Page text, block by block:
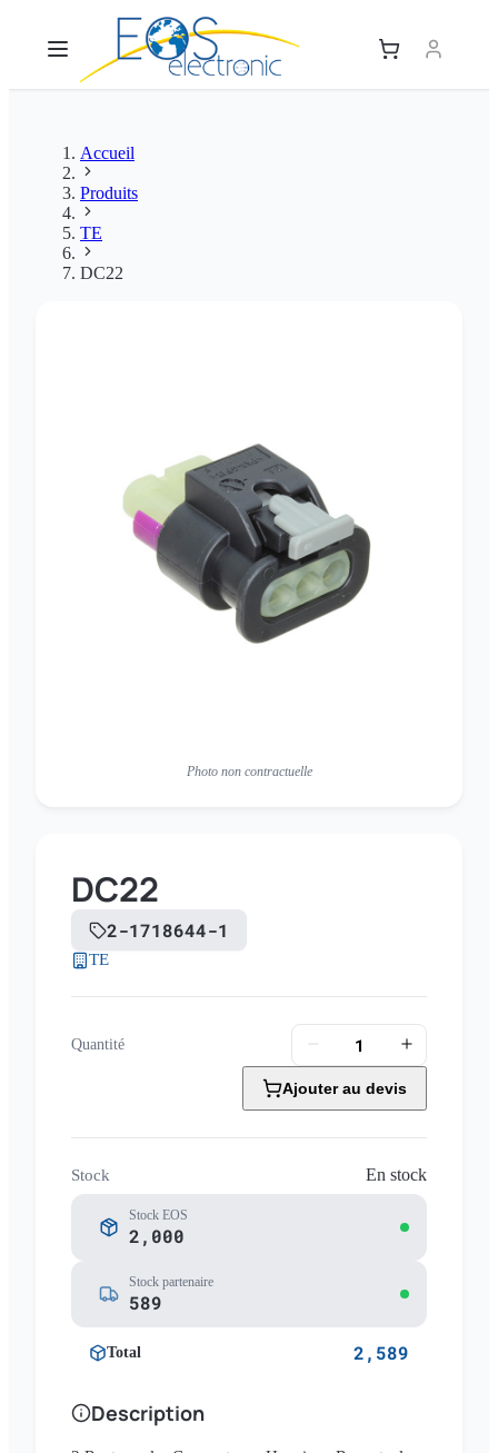
Accueil
Produits
TE
DC22
Photo non contractuelle
DC22
2-1718644-1
TE
Quantité
Ajouter au devis
Stock En stock
Stock EOS
2,000
Stock partenaire
589
Total 2,589
Description